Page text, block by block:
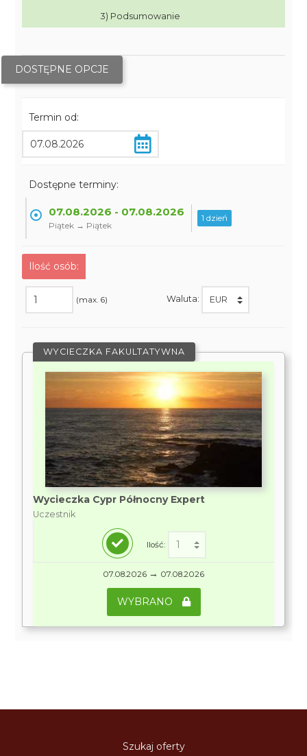
3) Podsumowanie
DOSTĘPNE OPCJE
Termin od:
Dostępne terminy:
07.08.2026 - 07.08.2026
Piątek → Piątek
1 dzień
Ilość osób:
(max. 6) Waluta:
WYCIECZKA FAKULTATYWNA
Wycieczka Cypr Północny Expert
Uczestnik
Ilość:
07.08.2026 → 07.08.2026
WYBRANO
Szukaj oferty